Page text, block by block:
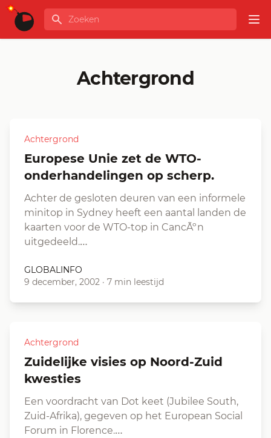
Ga naar de inhoud
GLOBALINFO
Zoeken
Achtergrond
Achtergrond
Europese Unie zet de WTO-
onderhandelingen op scherp.
Achter de gesloten deuren van een informele
minitop in Sydney heeft een aantal landen de
kaarten voor de WTO-top in CancÃºn
uitgedeeld.…
GLOBALINFO
9 december, 2002 · 7 min leestijd
Achtergrond
Zuidelijke visies op Noord-Zuid
kwesties
Een voordracht van Dot keet (Jubilee South,
Zuid-Afrika), gegeven op het European Social
Forum in Florence.…